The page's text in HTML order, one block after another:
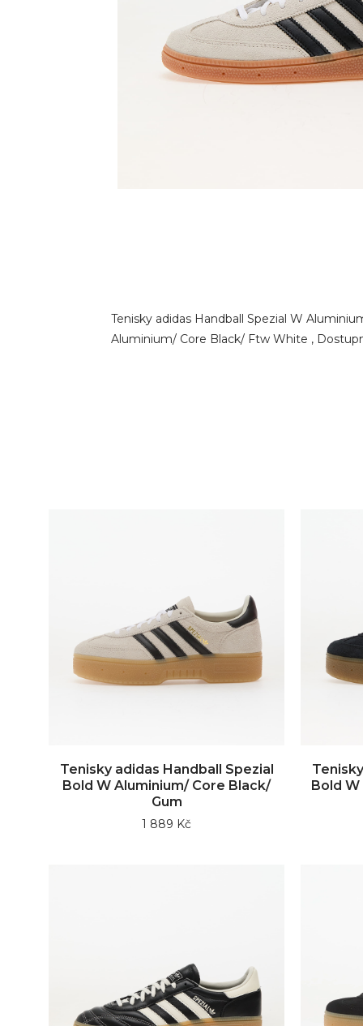
Tenisky adidas Handball Spezial W
Aluminium/ Core Black/ Ftw White ,
Tenisky adidas Handball Spezial
Bold W Aluminium/ Core Black/
Gum
1 889 Kč
Bold